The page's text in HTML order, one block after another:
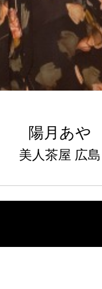
陽月あや
美人茶屋 広島